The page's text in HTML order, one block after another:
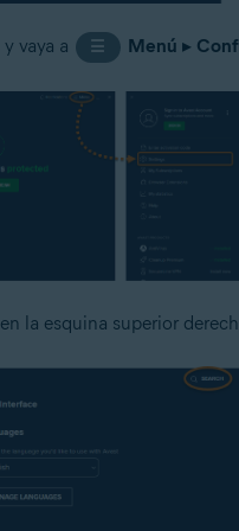
y vaya a ☰ Menú ▸
en la esquina superior